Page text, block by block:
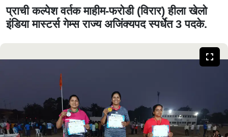
प्राची कल्पेश वर्तक माहीम-फरोडी (विरार) हीला खेलो
इंडिया मास्टर्स गेम्स राज्य अजिंक्यपद स्पर्धेत 3 पदके.